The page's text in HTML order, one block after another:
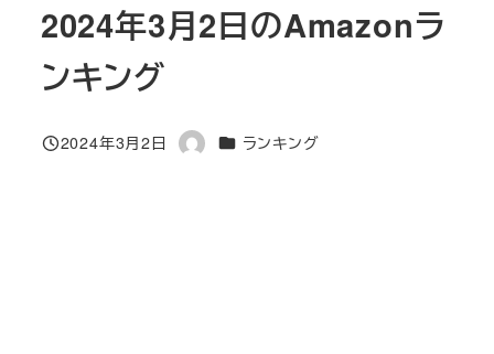
2024年3月2日のAmazonラ
ンキング
投稿日
2024年3月2日
著
カテゴリー
ランキング